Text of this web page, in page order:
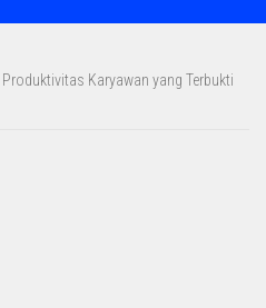
Karyawan yang Terbukti